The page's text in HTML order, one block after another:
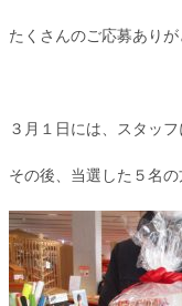
たくさんのご応募ありが
３月１日には、スタッ
その後、当選した５名